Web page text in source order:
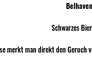
Schwarzes
merkt man direkt den Geruch